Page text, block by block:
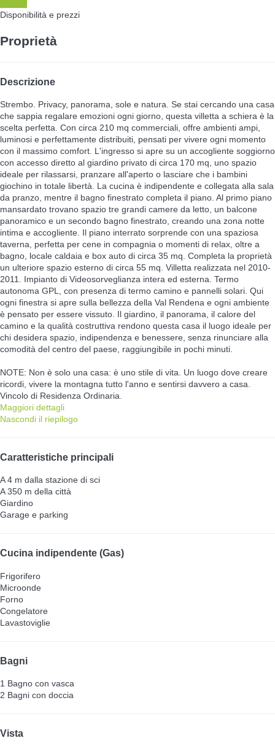
Disponibilità e prezzi
Proprietà
Descrizione
Strembo. Privacy, panorama, sole e natura. Se stai cercando una casa
che sappia regalare emozioni ogni giorno, questa villetta a schiera è la
scelta perfetta. Con circa 210 mq commerciali, offre ambienti ampi,
luminosi e perfettamente distribuiti, pensati per vivere ogni momento
con il massimo comfort. L'ingresso si apre su un accogliente soggiorno
con accesso diretto al giardino privato di circa 170 mq, uno spazio
ideale per rilassarsi, pranzare all'aperto o lasciare che i bambini
giochino in totale libertà. La cucina è indipendente e collegata alla sala
da pranzo, mentre il bagno finestrato completa il piano. Al primo piano
mansardato trovano spazio tre grandi camere da letto, un balcone
panoramico e un secondo bagno finestrato, creando una zona notte
intima e accogliente. Il piano interrato sorprende con una spaziosa
taverna, perfetta per cene in compagnia o momenti di relax, oltre a
bagno, locale caldaia e box auto di circa 35 mq. Completa la proprietà
un ulteriore spazio esterno di circa 55 mq. Villetta realizzata nel 2010-
2011. Impianto di Videosorveglianza intera ed esterna. Termo
autonoma GPL, con presenza di termo camino e pannelli solari. Qui
ogni finestra si apre sulla bellezza della Val Rendena e ogni ambiente
è pensato per essere vissuto. Il giardino, il panorama, il calore del
camino e la qualità costruttiva rendono questa casa il luogo ideale per
chi desidera spazio, indipendenza e benessere, senza rinunciare alla
comodità del centro del paese, raggiungibile in pochi minuti.
NOTE: Non è solo una casa: è uno stile di vita. Un luogo dove creare
ricordi, vivere la montagna tutto l'anno e sentirsi davvero a casa.
Vincolo di Residenza Ordinaria.
Maggiori dettagli
Nascondi il riepilogo
Caratteristiche principali
A 4 m dalla stazione di sci
A 350 m della città
Giardino
Garage e parking
Cucina indipendente (Gas)
Frigorifero
Microonde
Forno
Congelatore
Lavastoviglie
Bagni
1 Bagno con vasca
2 Bagni con doccia
Vista